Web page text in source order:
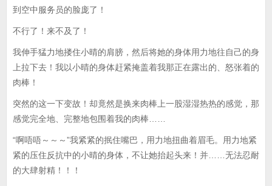
到空中服务员的脸庞了！
不行了！来不及了！
我伸手猛力地搂住小晴的肩膀，然后将她的身体用力地往自己的身
上拉下去！我以小晴的身体赶紧掩盖着我那正在露出的、怒张着的
肉棒！
突然的这一下变故！却竟然是换来肉棒上一股湿湿热热的感觉，那
感觉完全地、完整地包围着我的肉棒……
“啊唔唔～～～”我紧紧的抿住嘴巴，用力地扭曲着眉毛。用力地紧
紧的压住反抗中的小晴的身体，不让她抬起头来！并……无法忍耐
的大肆射精！！！